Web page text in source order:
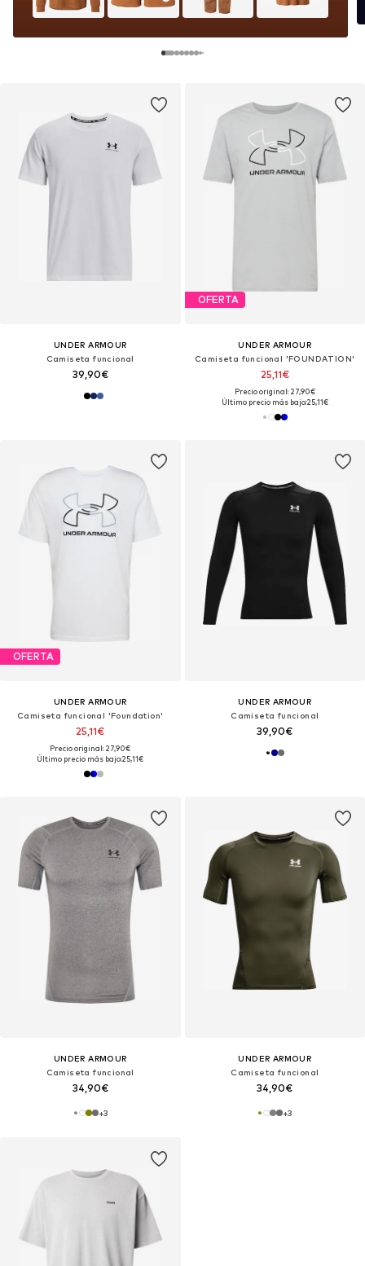
UNDER ARMOUR
Camiseta funcional
39,90€
OFERTA
UNDER ARMOUR
Camiseta funcional 'FOUNDATION'
25,11€
Precio original: 27,90€
Último precio más bajo:25,11€
OFERTA
UNDER ARMOUR
Camiseta funcional 'Foundation'
25,11€
Precio original: 27,90€
Último precio más bajo:25,11€
UNDER ARMOUR
Camiseta funcional
39,90€
UNDER ARMOUR
Camiseta funcional
34,90€
+3
UNDER ARMOUR
Camiseta funcional
34,90€
+3